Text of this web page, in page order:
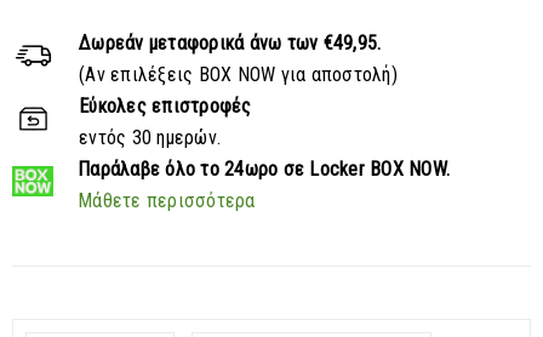
Δωρεάν μεταφορικά άνω των €49,95.
(Αν επιλέξεις BOX NOW για αποστολή)
Εύκολες επιστροφές
εντός 30 ημερών.
Παράλαβε όλο το 24ωρο σε Locker BOX NOW.
Μάθετε περισσότερα